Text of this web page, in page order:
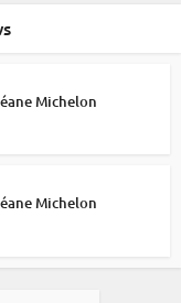
Michelon
Michelon